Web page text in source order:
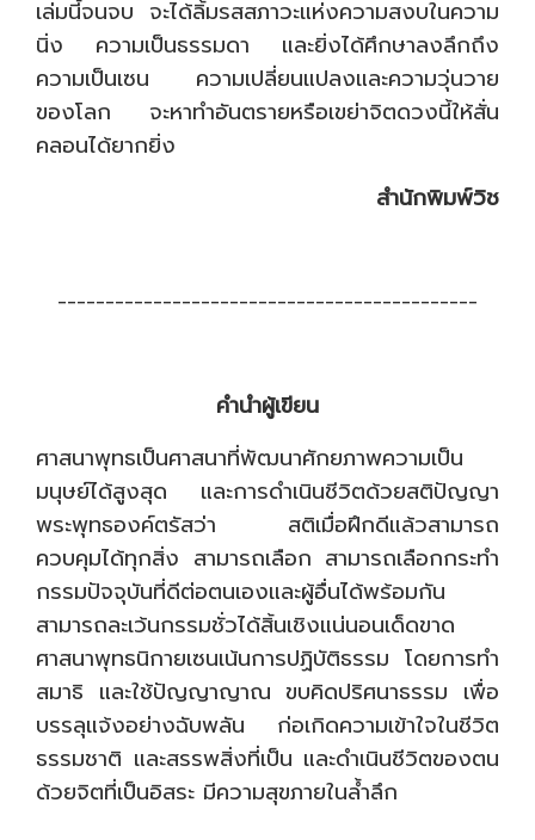
เล่มนี้จนจบ จะได้ลิ้มรสสภาวะแห่งความสงบในความ
นิ่ง ความเป็นธรรมดา และยิ่งได้ศึกษาลงลึกถึง
ความเป็นเซน ความเปลี่ยนแปลงและความวุ่นวาย
ของโลก จะหาทำอันตรายหรือเขย่าจิตดวงนี้ให้สั่น
คลอนได้ยากยิ่ง
สำนักพิมพ์วิช
--------------------------------------------
คำนำผู้เขียน
ศาสนาพุทธเป็นศาสนาที่พัฒนาศักยภาพความเป็น
มนุษย์ได้สูงสุด และการดำเนินชีวิตด้วยสติปัญญา
พระพุทธองค์ตรัสว่า สติเมื่อฝึกดีแล้วสามารถ
ควบคุมได้ทุกสิ่ง สามารถเลือก สามารถเลือกกระทำ
กรรมปัจจุบันที่ดีต่อตนเองและผู้อื่นได้พร้อมกัน
สามารถละเว้นกรรมชั่วได้สิ้นเชิงแน่นอนเด็ดขาด
ศาสนาพุทธนิกายเซนเน้นการปฏิบัติธรรม โดยการทำ
สมาธิ และใช้ปัญญาญาณ ขบคิดปริศนาธรรม เพื่อ
บรรลุแจ้งอย่างฉับพลัน ก่อเกิดความเข้าใจในชีวิต
ธรรมชาติ และสรรพสิ่งที่เป็น และดำเนินชีวิตของตน
ด้วยจิตที่เป็นอิสระ มีความสุขภายในล้ำลึก